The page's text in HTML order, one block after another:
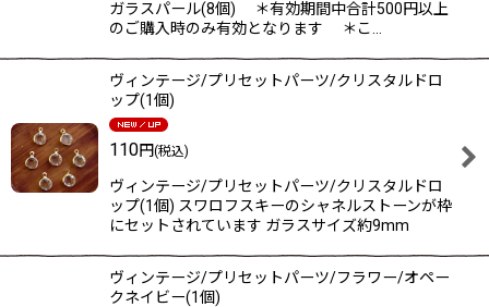
ガラスパール(8個) ＊有効期間中合計500円以上
のご購入時のみ有効となります ＊こ…
ヴィンテージ/プリセットパーツ/クリスタルドロ
ップ(1個)
110円(税込)
ヴィンテージ/プリセットパーツ/クリスタルドロ
ップ(1個) スワロフスキーのシャネルストーンが枠
にセットされています ガラスサイズ約9mm
ヴィンテージ/プリセットパーツ/フラワー/オペー
クネイビー(1個)